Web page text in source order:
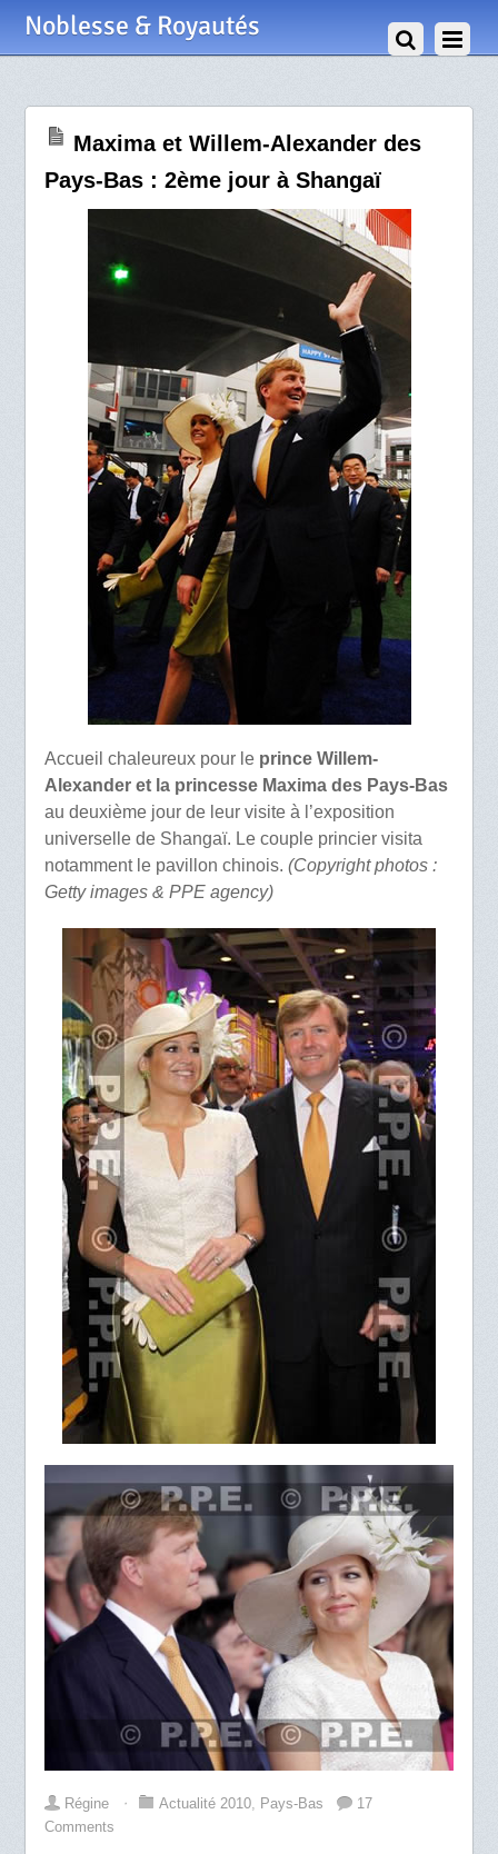
Noblesse & Royautés
Maxima et Willem-Alexander des
Pays-Bas : 2ème jour à Shangaï
Accueil chaleureux pour le prince Willem-
Alexander et la princesse Maxima des Pays-Bas
au deuxième jour de leur visite à l’exposition
universelle de Shangaï. Le couple princier visita
notamment le pavillon chinois. (Copyright photos :
Getty images & PPE agency)
Régine ⋅ Actualité 2010, Pays-Bas
17
Comments